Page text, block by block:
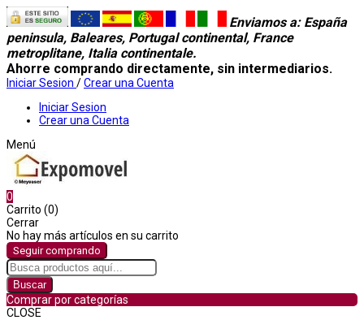
Enviamos a: España
peninsula, Baleares, Portugal continental, France
metroplitane, Italia continentale.
Ahorre comprando directamente, sin intermediarios.
Iniciar Sesion /Crear una Cuenta
Iniciar Sesion
Crear una Cuenta
Menú
0
Carrito (0)
Cerrar
No hay más artículos en su carrito
Seguir comprando
Buscar
Comprar por categorías
CLOSE